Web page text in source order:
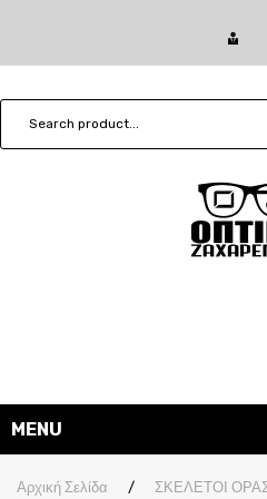
MENU
ΓΥΑΛΙΑ ΗΛΙΟΥ
Αρχική Σελίδα / ΣΚΕΛΕΤΟΙ